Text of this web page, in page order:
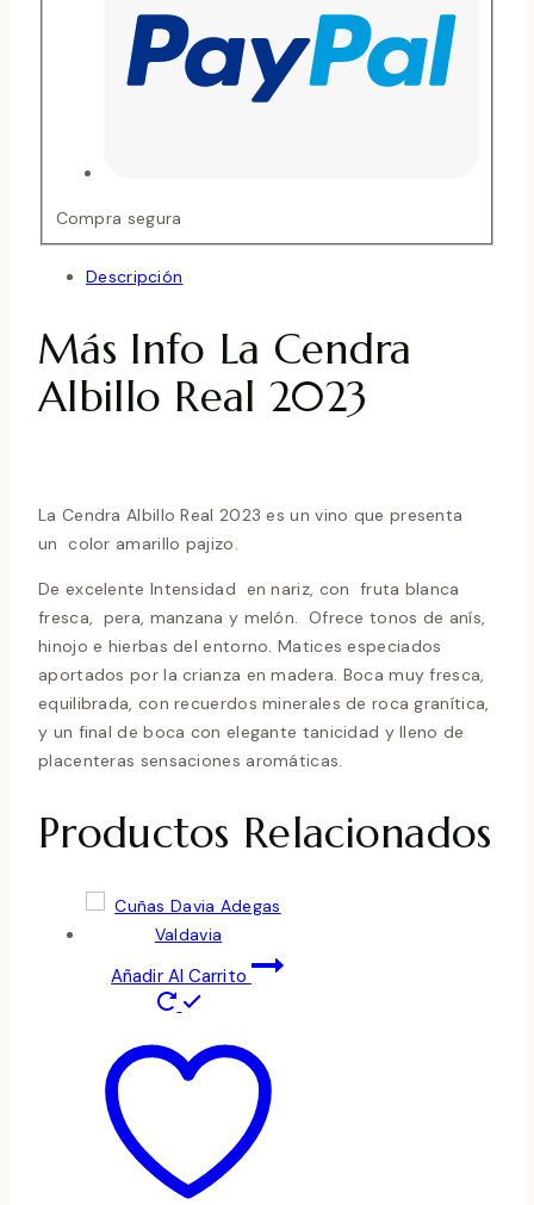
Compra segura
Descripción
Más Info La Cendra
Albillo Real 2023
La Cendra Albillo Real 2023 es un vino que presenta
un color amarillo pajizo.
De excelente Intensidad en nariz, con fruta blanca
fresca, pera, manzana y melón. Ofrece tonos de anís,
hinojo e hierbas del entorno. Matices especiados
aportados por la crianza en madera. Boca muy fresca,
equilibrada, con recuerdos minerales de roca granítica,
y un final de boca con elegante tanicidad y lleno de
placenteras sensaciones aromáticas.
Productos Relacionados
Añadir Al Carrito